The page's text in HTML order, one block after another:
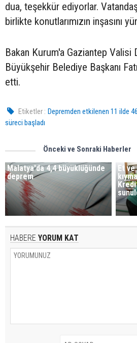
dua, teşekkür ediyorlar.
birlikte konutlarımızın inşasını
Bakan Kurum'a Gaziantep Valisi
Büyükşehir Belediye Başkanı
etti.
Etiketler : Depremden etkilenen 11 ilde
süreci başladı
Önceki ve Sonraki Haberler
Malatya'da 4,4 büyüklüğünde
deprem
Et
HABERE YORUM KAT